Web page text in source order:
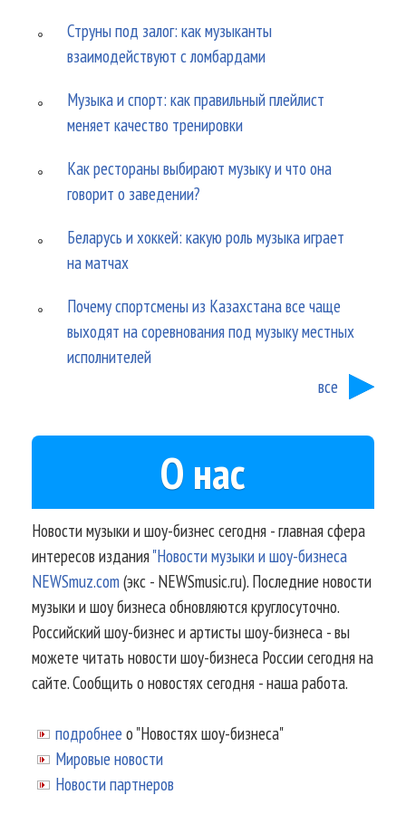
Струны под залог: как музыканты
взаимодействуют с ломбардами
Музыка и спорт: как правильный плейлист
меняет качество тренировки
Как рестораны выбирают музыку и что она
говорит о заведении?
Беларусь и хоккей: какую роль музыка играет
на матчах
Почему спортсмены из Казахстана все чаще
выходят на соревнования под музыку местных
исполнителей
все
О нас
Новости музыки и шоу-бизнес сегодня - главная сфера
интересов издания"Новости музыки и шоу-бизнеса
NEWSmuz.com(экс - NEWSmusic.ru). Последние новости
музыки и шоу бизнеса обновляются круглосуточно.
Российский шоу-бизнес и артисты шоу-бизнеса - вы
можете читать новости шоу-бизнеса России сегодня на
сайте. Сообщить о новостях сегодня - наша работа.
подробнее о "Новостях шоу-бизнеса"
Мировые новости
Новости партнеров